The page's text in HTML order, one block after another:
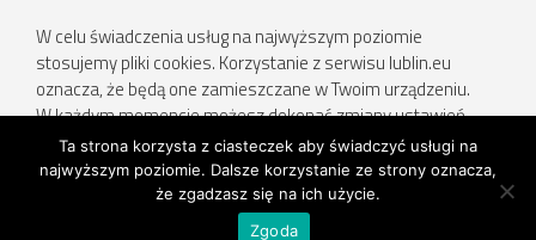
W celu świadczenia usług na najwyższym poziomie
stosujemy pliki cookies. Korzystanie z serwisu lublin.eu
oznacza, że będą one zamieszczane w Twoim urządzeniu.
W każdym momencie możesz dokonać zmiany ustawień
Twojej przeglądarki. Więcej informacji w Polityce prywatności.
Deklaracja dostępności.
Ta strona korzysta z ciasteczek aby świadczyć usługi na
najwyższym poziomie. Dalsze korzystanie ze strony oznacza,
że zgadzasz się na ich użycie.
Zgoda